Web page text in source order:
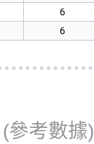
6
6
(參考數據)